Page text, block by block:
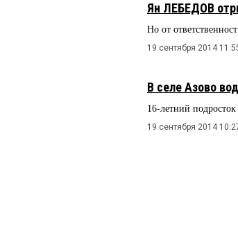
Ян ЛЕБЕДОВ
Но от
19 сентября 2014
В селе Азово
16-летний
19 сентября 2014